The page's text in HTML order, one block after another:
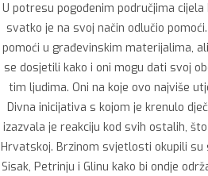
U potresu pogođenim područjima
svatko je na svoj način odlučio
pomoći u građevinskim materijalima,
se dosjetili kako i oni mogu dati svoj
tim ljudima. Oni na koje ovo najviše
Divna inicijativa s kojom je krenulo
izazvala je reakciju kod svih ostalih,
Hrvatskoj. Brzinom svjetlosti okupili su
Sisak, Petrinju i Glinu kako bi ondje